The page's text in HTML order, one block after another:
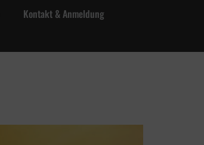
Kontakt & Anmeldung